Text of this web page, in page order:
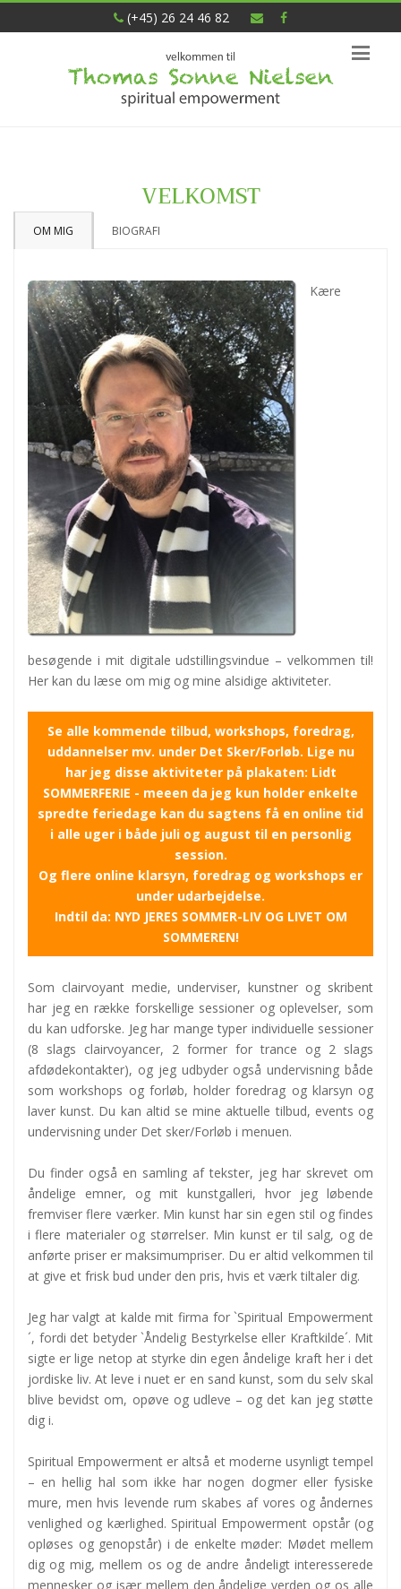
(+45) 26 24 46 82
VELKOMST
OM MIG BIOGRAFI
Kære
besøgende i mit digitale udstillingsvindue – velkommen til!
Her kan du læse om mig og mine alsidige aktiviteter.
Se alle kommende tilbud, workshops, foredrag,
uddannelser mv. under Det Sker/Forløb. Lige nu
har jeg disse aktiviteter på plakaten: Lidt
SOMMERFERIE - meeen da jeg kun holder enkelte
spredte feriedage kan du sagtens få en online tid
i alle uger i både juli og august til en personlig
session.
Og flere online klarsyn, foredrag og workshops er
under udarbejdelse.
Indtil da: NYD JERES SOMMER-LIV OG LIVET OM
SOMMEREN!
Som clairvoyant medie, underviser, kunstner og skribent
har jeg en række forskellige sessioner og oplevelser, som
du kan udforske. Jeg har mange typer individuelle sessioner
(8 slags clairvoyancer, 2 former for trance og 2 slags
afdødekontakter), og jeg udbyder også undervisning både
som workshops og forløb, holder foredrag og klarsyn og
laver kunst. Du kan altid se mine aktuelle tilbud, events og
undervisning under Det sker/Forløb i menuen.
Du finder også en samling af tekster, jeg har skrevet om
åndelige emner, og mit kunstgalleri, hvor jeg løbende
fremviser flere værker. Min kunst har sin egen stil og findes
i flere materialer og størrelser. Min kunst er til salg, og de
anførte priser er maksimumpriser. Du er altid velkommen til
at give et frisk bud under den pris, hvis et værk tiltaler dig.
Jeg har valgt at kalde mit firma for `Spiritual Empowerment
´, fordi det betyder `Åndelig Bestyrkelse eller Kraftkilde´. Mit
sigte er lige netop at styrke din egen åndelige kraft her i det
jordiske liv. At leve i nuet er en sand kunst, som du selv skal
blive bevidst om, opøve og udleve – og det kan jeg støtte
dig i.
Spiritual Empowerment er altså et moderne usynligt tempel
– en hellig hal som ikke har nogen dogmer eller fysiske
mure, men hvis levende rum skabes af vores og åndernes
venlighed og kærlighed. Spiritual Empowerment opstår (og
opløses og genopstår) i de enkelte møder: Mødet mellem
dig og mig, mellem os og de andre åndeligt interesserede
mennesker og især mellem den åndelige verden og os alle